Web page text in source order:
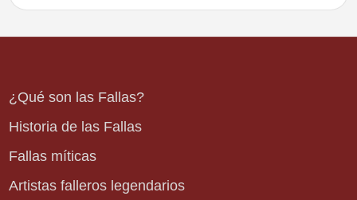
¿Qué son las Fallas?
Historia de las Fallas
Fallas míticas
Artistas falleros legendarios